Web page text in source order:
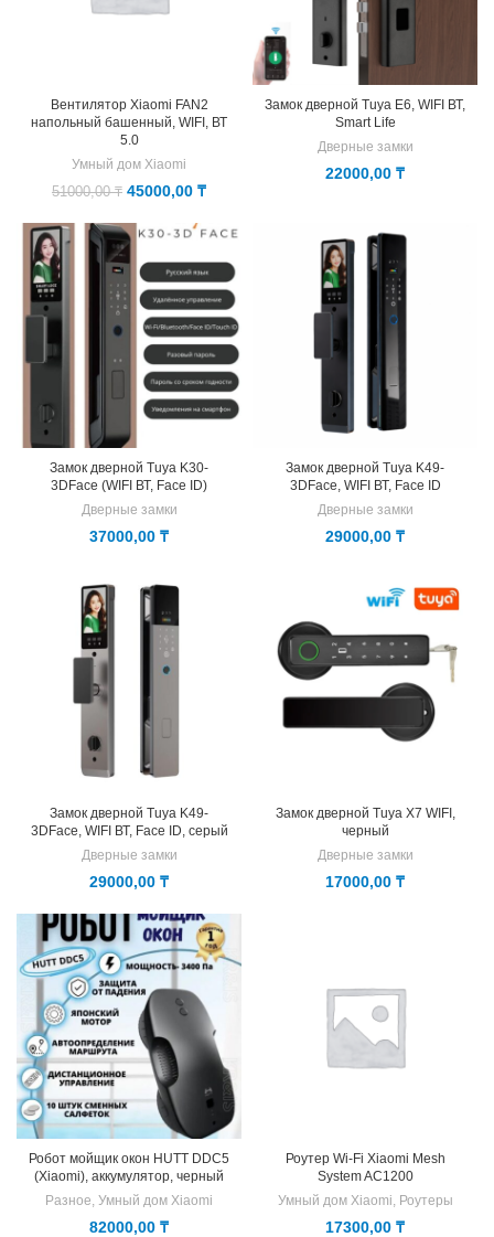
Вентилятор Xiaomi FAN2
напольный башенный, WIFI, ВТ
5.0
Умный дом Xiaomi
51000,00₸ Первоначальная
составляла
51000,00 ₸.
45000,00 ₸Текущая
45000,00 ₸.
Замок дверной Tuya E6, WIFI ВТ,
Smart Life
Дверные замки
22000,00 ₸
Замок дверной Tuya K30-
3DFace (WIFI ВТ, Face ID)
Дверные замки
37000,00 ₸
Замок дверной Tuya K49-
3DFace, WIFI ВТ, Face ID
Дверные замки
29000,00 ₸
Замок дверной Tuya K49-
3DFace, WIFI ВТ, Face ID, серый
Дверные замки
29000,00 ₸
Замок дверной Tuya X7 WIFI,
черный
Дверные замки
17000,00 ₸
Робот мойщик окон HUTT DDC5
(Xiaomi), аккумулятор, черный
Разное, Умный дом Xiaomi
82000,00 ₸
Роутер Wi-Fi Xiaomi Mesh
System AC1200
Умный дом Xiaomi, Роутеры
17300,00 ₸